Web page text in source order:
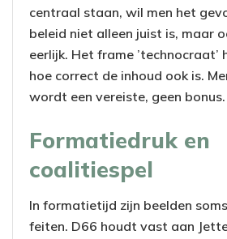
centraal staan, wil men het
beleid niet alleen juist is, maar
eerlijk. Het frame ’technocraat’
hoe correct de inhoud ook is.
wordt een vereiste, geen bonus.
Formatiedruk en
coalitiespel
In formatietijd zijn beelden
feiten. D66 houdt vast aan